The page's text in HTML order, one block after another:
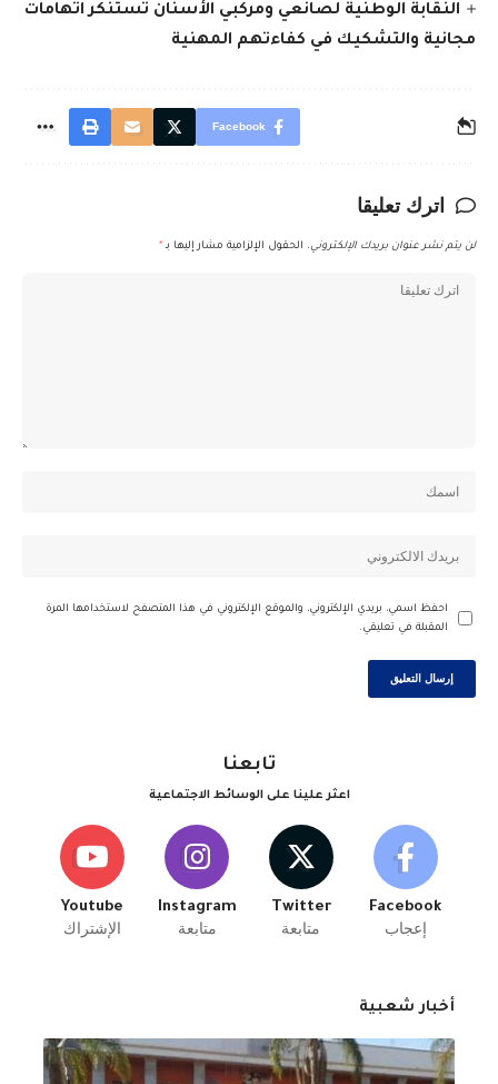
النقابة الوطنية لصانعي ومركبي الأسنان تستنكر اتهامات
مجانية والتشكيك في كفاءتهم المهنية
Facebook
اترك تعليقا
لن يتم نشر عنوان بريدك الإلكتروني. الحقول الإلزامية مشار إليها بـ *
احفظ اسمي، بريدي الإلكتروني، والموقع الإلكتروني في هذا المتصفح لاستخدامها المرة
المقبلة في تعليقي.
تابعنا
اعثر علينا على الوسائط الاجتماعية
Facebook
إعجاب
Twitter
متابعة
Instagram
متابعة
Youtube
الإشتراك
أخبار شعبية